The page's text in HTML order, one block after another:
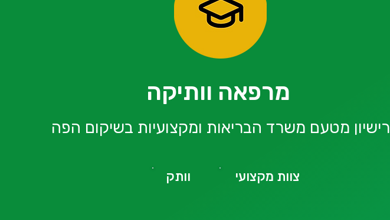
מרפאה וותיקה
רישיון מטעם משרד הבריאות ומקצועיות בשיקום הפה
וותק צוות מקצועי